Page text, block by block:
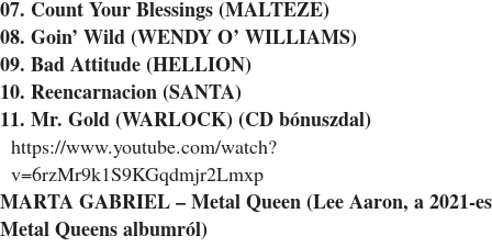
07. Count Your Blessings (MALTEZE)
08. Goin’ Wild (WENDY O’ WILLIAMS)
09. Bad Attitude (HELLION)
10. Reencarnacion (SANTA)
11. Mr. Gold (WARLOCK) (CD bónuszdal)
https://www.youtube.com/watch?
v=6rzMr9k1S9KGqdmjr2Lmxp
MARTA GABRIEL – Metal Queen (Lee Aaron, a 2021-es
Metal Queens albumról)